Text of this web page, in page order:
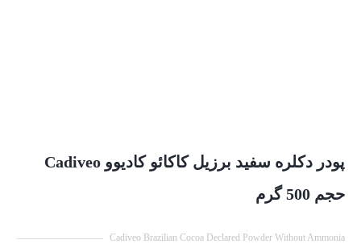
پودر دکلره سفید برزیل کاکائو کادیوو Cadiveo
حجم 500 گرم
Cadiveo Brazilian Cocoa Declared Powder Without Ammonia